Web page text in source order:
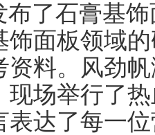
布了石膏基饰
饰面板领域
资料。风劲
场举行了
表达了每一